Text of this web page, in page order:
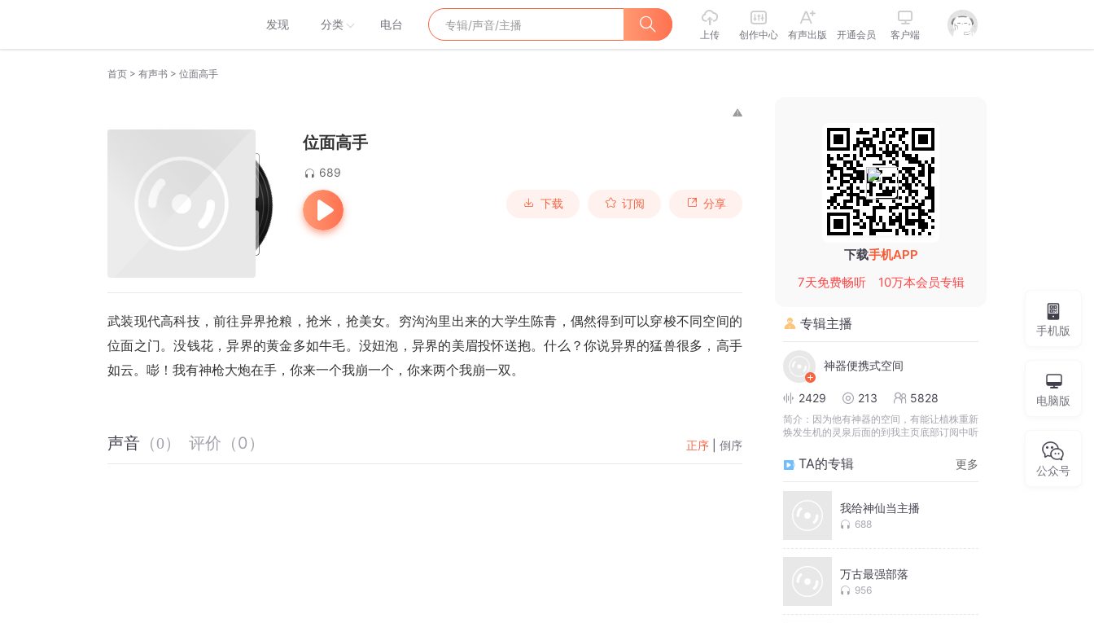
发现 分类 电台
上传 创作中心 有声出版 开通会员 客户端
首页 > 有声书 > 位面高手
位面高手
689
下载 订阅 分享
武装现代高科技，前往异界抢粮，抢米，抢美女。穷沟沟里出来的大学生陈青，偶然得到可以穿梭不同空间的
位面之门。没钱花，异界的黄金多如牛毛。没妞泡，异界的美眉投怀送抱。什么？你说异界的猛兽很多，高手
如云。嘭！我有神枪大炮在手，你来一个我崩一个，你来两个我崩一双。
声音 （0） 评价 （0 ） 正序 倒序
下载手机APP
7天免费畅听
10万本会员专辑
专辑主播
神器便携式空间
2429 213 5828
简介： 因为他有神器的空间，有能让植株重新
焕发生机的灵泉后面的到我主页底部订阅中听
TA的专辑 更多
我给神仙当主播
688
万古最强部落
956
手机版
电脑版
公众号